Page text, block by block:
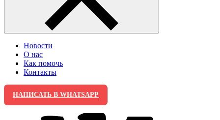
Новости
О нас
Как помочь
Контакты
НАПИСАТЬ В WHATSAPP